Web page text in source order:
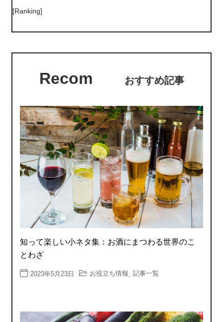
[Ranking]
Recom おすすめ記事
知って楽しい小ネタ集：お酒にまつわる世界のこ
とわざ
2023年5月23日 お役立ち情報, 記事一覧